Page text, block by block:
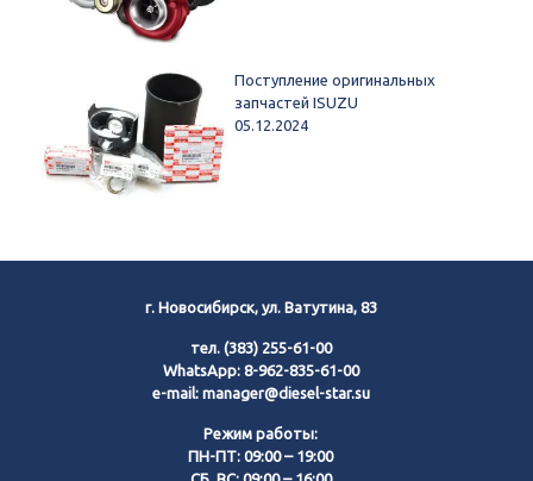
Поступление оригинальных
запчастей ISUZU
05.12.2024
г. Новосибирск, ул. Ватутина, 83
тел. (383) 255-61-00
WhatsApp: 8-962-835-61-00
e-mail: manager@diesel-star.su
Режим работы:
ПН-ПТ: 09:00 – 19:00